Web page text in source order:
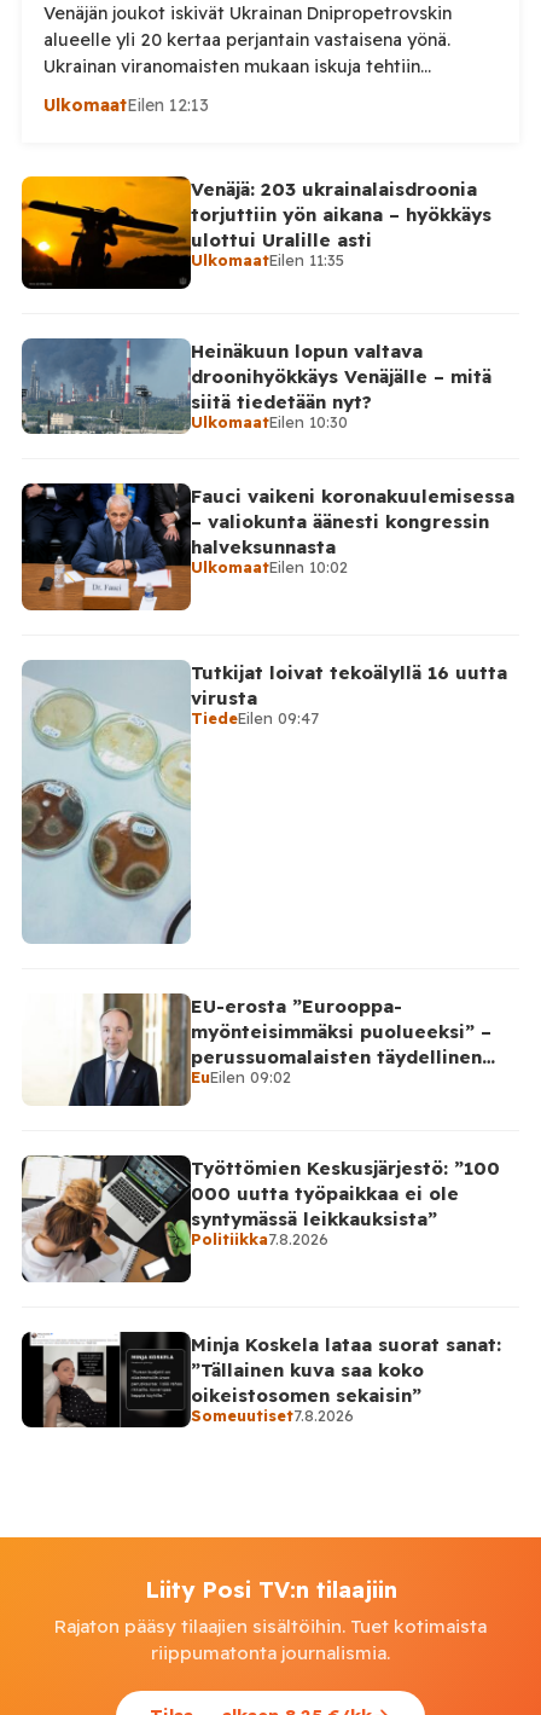
Venäjän joukot iskivät Ukrainan Dnipropetrovskin
alueelle yli 20 kertaa perjantain vastaisena yönä.
Ukrainan viranomaisten mukaan iskuja tehtiin
drooneilla ja tykistöllä viidelle eri alueelle.
kertoi perjantaiaamuna 7. elokuuta julkaisemassaan
Telegram-päivityksessä, että Venäjän joukot
hyökkäsivät yön aikana yli 20 kertaa viidelle alueelle.
Nikopolin alueella iskuja kohdistui Nikopolin
kaupunkiin sekä […]
UlkomaatEilen 12:13
Venäjä: 203 ukrainalaisdroonia
torjuttiin yön aikana – hyökkäys
ulottui Uralille asti
UlkomaatEilen 11:35
Heinäkuun lopun valtava
droonihyökkäys Venäjälle – mitä
siitä tiedetään nyt?
UlkomaatEilen 10:30
Fauci vaikeni koronakuulemisessa
– valiokunta äänesti kongressin
halveksunnasta
UlkomaatEilen 10:02
Tutkijat loivat tekoälyllä 16 uutta
virusta
TiedeEilen 09:47
EU-erosta ”Eurooppa-
myönteisimmäksi puolueeksi” –
perussuomalaisten täydellinen
takinkääntö
EuEilen 09:02
Työttömien Keskusjärjestö: ”100
000 uutta työpaikkaa ei ole
syntymässä leikkauksista”
Politiikka7.8.2026
Minja Koskela lataa suorat sanat:
”Tällainen kuva saa koko
oikeistosomen sekaisin”
Someuutiset7.8.2026
Liity Posi TV:n tilaajiin
Rajaton pääsy tilaajien sisältöihin. Tuet kotimaista
riippumatonta journalismia.